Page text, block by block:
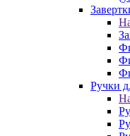
Ручки